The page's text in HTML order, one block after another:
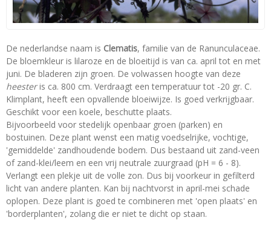
De nederlandse naam is Clematis, familie van de Ranunculaceae.
De bloemkleur is lilaroze en de bloeitijd is van ca. april tot en met
juni. De bladeren zijn groen. De volwassen hoogte van deze
heesteris ca. 800 cm. Verdraagt een temperatuur tot -20 gr. C.
Klimplant, heeft een opvallende bloeiwijze. Is goed verkrijgbaar.
Geschikt voor een koele, beschutte plaats.
Bijvoorbeeld voor stedelijk openbaar groen (parken) en
bostuinen. Deze plant wenst een matig voedselrijke, vochtige,
'gemiddelde' zandhoudende bodem. Dus bestaand uit zand-veen
of zand-klei/leem en een vrij neutrale zuurgraad (pH = 6 - 8).
Verlangt een plekje uit de volle zon. Dus bij voorkeur in gefilterd
licht van andere planten. Kan bij nachtvorst in april-mei schade
oplopen. Deze plant is goed te combineren met 'open plaats' en
'borderplanten', zolang die er niet te dicht op staan.